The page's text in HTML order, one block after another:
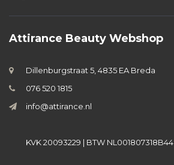
Attirance Beauty Webshop
Dillenburgstraat 5, 4835 EA Breda
076 520 1815
info@attirance.nl
KVK 20093229 | BTW NL001807318B44